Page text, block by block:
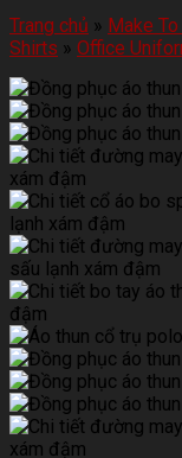
Trang chủ » Make
Shirts » Office